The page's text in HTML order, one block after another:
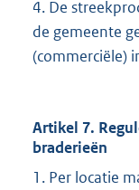
4. De
de gemeente
(commerciële)
Artikel 7.
braderieën
1. Per locatie